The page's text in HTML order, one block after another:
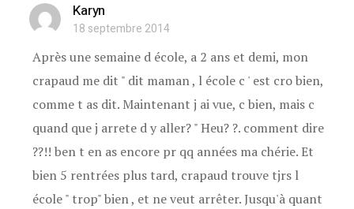
Karyn
18 septembre 2014
Après une semaine d école, a 2 ans et demi, mon
crapaud me dit " dit maman , l école c ' est cro bien,
comme t as dit. Maintenant j ai vue, c bien, mais c
quand que j arrete d y aller? " Heu? ?. comment dire
??!! ben t en as encore pr qq années ma chérie. Et
bien 5 rentrées plus tard, crapaud trouve tjrs l
école " trop" bien , et ne veut arrêter. Jusqu'à quant